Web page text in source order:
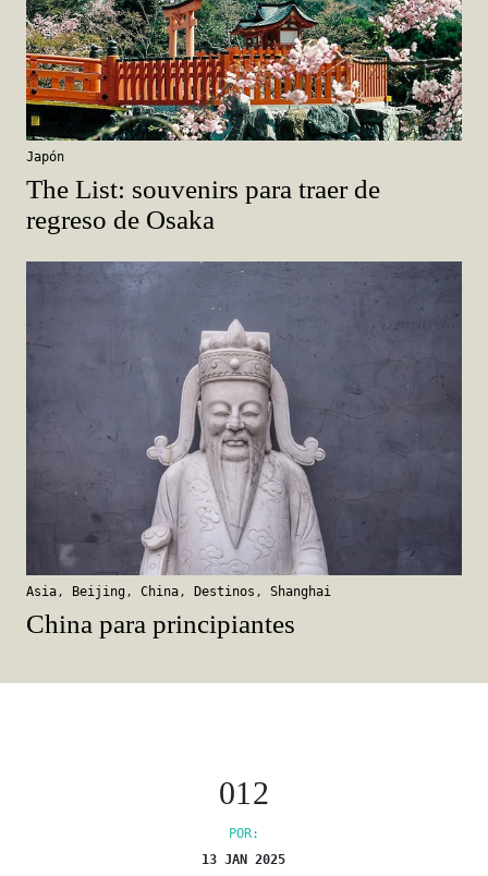
Japón
The List: souvenirs para traer de
regreso de Osaka
Asia, Beijing, China, Destinos , Shanghai
China para principiantes
012
POR:
13 JAN 2025